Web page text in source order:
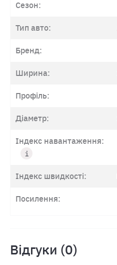
Сезон:
Тип авто:
Бренд:
Ширина:
Профіль:
Діаметр:
Індекс навантаження:
Індекс швидкості:
Посилення:
Відгуки (0)